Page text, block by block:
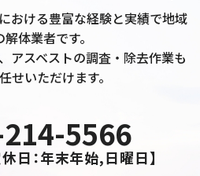
おける豊富な経験と実績で地域
体業者です。
アスベストの調査・除去作業も
せいただけます。
5566
休日：年末年始,日曜日】